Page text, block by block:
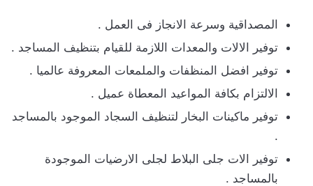
المصداقية وسرعة الانجاز فى العمل .
توفير الالات والمعدات اللازمة للقيام بتنظيف المساجد .
توفير افضل المنظفات والملمعات المعروفة عالميا .
الالتزام بكافة المواعيد المعطاة عميل .
توفير ماكينات البخار لتنظيف السجاد الموجود بالمساجد
.
توفير الات جلى البلاط لجلى الارضيات الموجودة
بالمساجد .